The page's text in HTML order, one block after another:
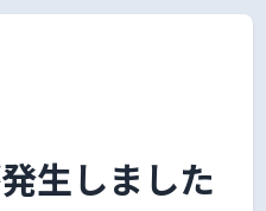
生しました